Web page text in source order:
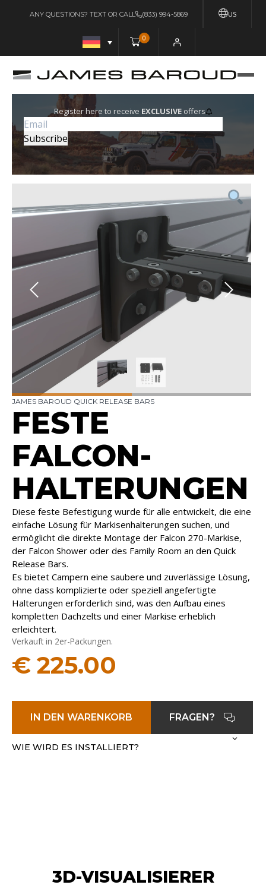
US
ANY QUESTIONS? TEXT OR CALL (833) 994-5869
0
Register here to receive EXCLUSIVEoffers
JAMES BAROUD QUICK RELEASE BARS
FESTE
FALCON-
HALTERUNGEN
Diese feste Befestigung wurde für alle entwickelt, die eine
einfache Lösung für Markisenhalterungen suchen, und
ermöglicht die direkte Montage der Falcon 270-Markise,
der Falcon Shower oder des Family Room an den Quick
Release Bars.
Es bietet Campern eine saubere und zuverlässige Lösung,
ohne dass komplizierte oder speziell angefertigte
Halterungen erforderlich sind, was den Aufbau eines
kompletten Dachzelts und einer Markise erheblich
erleichtert.
Verkauft in 2er-Packungen.
€ 225.00
IN DEN WARENKORB FRAGEN?
WIE WIRD ES INSTALLIERT?
3D-VISUALISIERER